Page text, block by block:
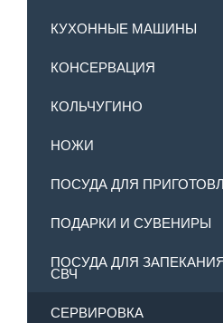
КУХОННЫЕ МАШИНЫ
КОНСЕРВАЦИЯ
КОЛЬЧУГИНО
НОЖИ
ПОСУДА ДЛЯ
ПОДАРКИ И СУВЕНИРЫ
ПОСУДА ДЛЯ
СВЧ
СЕРВИРОВКА